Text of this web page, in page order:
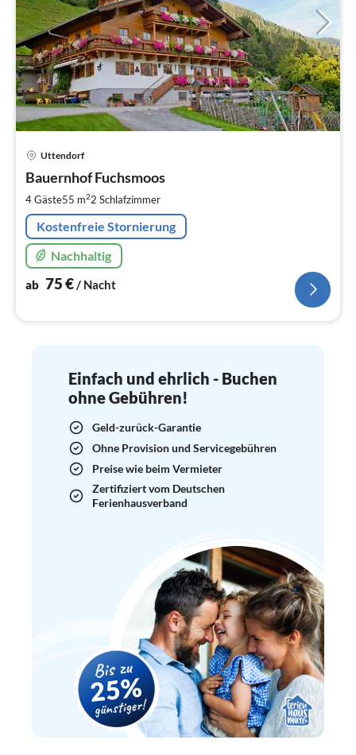
Uttendorf
Bauernhof Fuchsmoos
4 Gäste55 m22 Schlafzimmer
Kostenfreie Stornierung
Nachhaltig
ab 75€/ Nacht
Einfach und ehrlich - Buchen
ohne Gebühren!
Geld-zurück-Garantie
Ohne Provision und Servicegebühren
Preise wie beim Vermieter
Zertifiziert vom Deutschen
Ferienhausverband